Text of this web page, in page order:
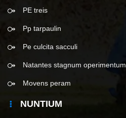
PE treis
Pp tarpaulin
Pe culcita sacculi
Natantes stagnum operimentum
Movens peram
NUNTIUM